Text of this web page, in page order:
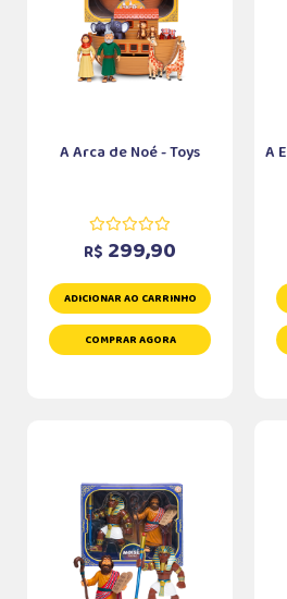
A Arca de Noé - Toys
R$ 299,90
ADICIONAR AO CARRINHO
COMPRAR AGORA
A